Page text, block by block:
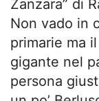
Zanzara” di
Non vado in
primarie ma
gigante nel
persona